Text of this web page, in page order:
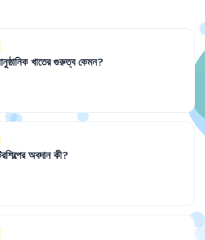
খাতেরগুরুত্বকেমন?
অবদানকী?